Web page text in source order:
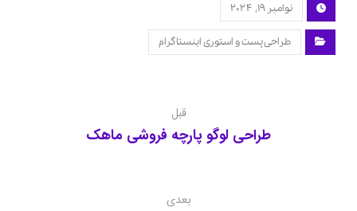
نوامبر ۱۹, ۲۰۲۴
طراحی پست و استوری اینستاگرام
قبل
طراحی لوگو پارچه فروشی ماهک
بعدی